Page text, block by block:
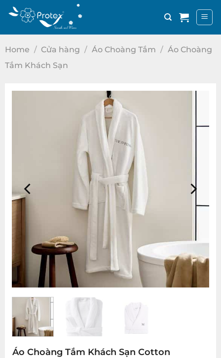
qua
Home / Cửa hàng / Áo Choàng Tắm / Áo Choàng
Tắm Khách Sạn
Áo Choàng Tắm Khách Sạn Cotton